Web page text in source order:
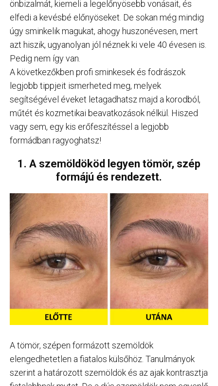
önbizalmát, kiemeli a legelőnyösebb vonásait, és
elfedi a kevésbé előnyöseket. De sokan még mindig
úgy sminkelik magukat, ahogy huszonévesen, mert
azt hiszik, ugyanolyan jól néznek ki vele 40 évesen is.
Pedig nem így van.
A következőkben profi sminkesek és fodrászok
legjobb tippjeit ismerheted meg, melyek
segítségével éveket letagadhatsz majd a korodból,
műtét és kozmetikai beavatkozások nélkül. Hiszed
vagy sem, egy kis erőfeszítéssel a legjobb
formádban ragyoghatsz!
1. A szemöldököd legyen tömör, szép
formájú és rendezett.
A tömör, szépen formázott szemöldök
elengedhetetlen a fiatalos külsőhöz. Tanulmányok
szerint a határozott szemöldök és az ajak kontrasztja